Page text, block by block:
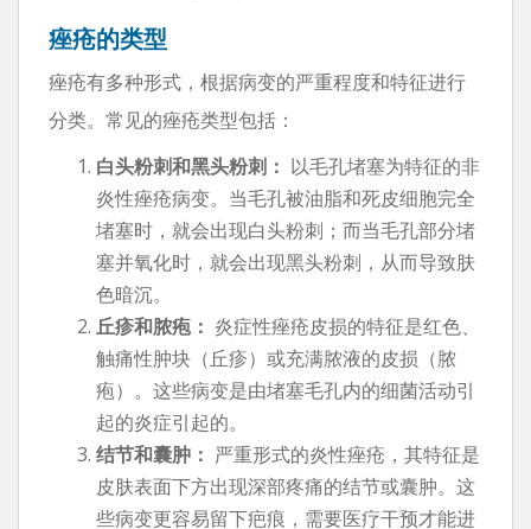
痤疮的类型
痤疮有多种形式，根据病变的严重程度和特征进行
分类。常见的痤疮类型包括：
白头粉刺和黑头粉刺： 以毛孔堵塞为特征的非
炎性痤疮病变。当毛孔被油脂和死皮细胞完全
堵塞时，就会出现白头粉刺；而当毛孔部分堵
塞并氧化时，就会出现黑头粉刺，从而导致肤
色暗沉。
丘疹和脓疱： 炎症性痤疮皮损的特征是红色、
触痛性肿块（丘疹）或充满脓液的皮损（脓
疱）。这些病变是由堵塞毛孔内的细菌活动引
起的炎症引起的。
结节和囊肿： 严重形式的炎性痤疮，其特征是
皮肤表面下方出现深部疼痛的结节或囊肿。这
些病变更容易留下疤痕，需要医疗干预才能进